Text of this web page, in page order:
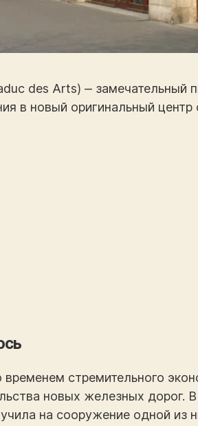
des Arts) ‒ замечательный
в новый оригинальный
стремительного
новых железных дорог.
на сооружение одной из